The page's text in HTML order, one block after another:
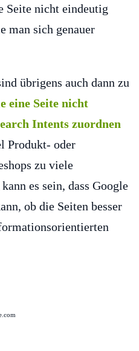
Seite nicht eindeutig
man sich genauer
übrigens auch dann zu
eine Seite nicht
Intents zuordnen
Produkt- oder
zu viele
es sein, dass Google
ob die Seiten besser